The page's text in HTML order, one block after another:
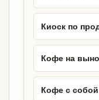
Киоск по
Кофе на
Кофе с собой